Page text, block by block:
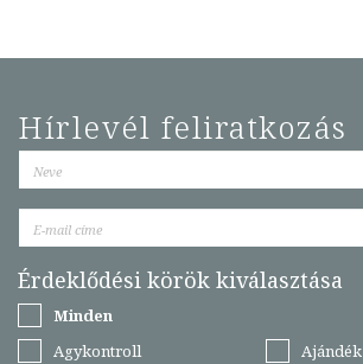
Hírlevél feliratkozás
Érdeklődési körök kiválasztása
Minden
Agykontroll
Ajándék